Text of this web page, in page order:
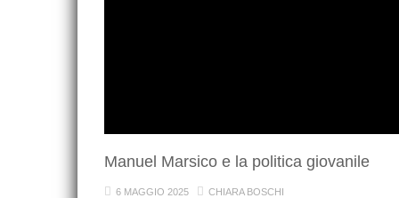
Manuel Marsico e la politica giovanile
6 MAGGIO 2025 CHIARA BOSCHI